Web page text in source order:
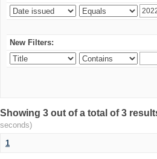
New Filters:
Showing 3 out of a total of 3
seconds)
1